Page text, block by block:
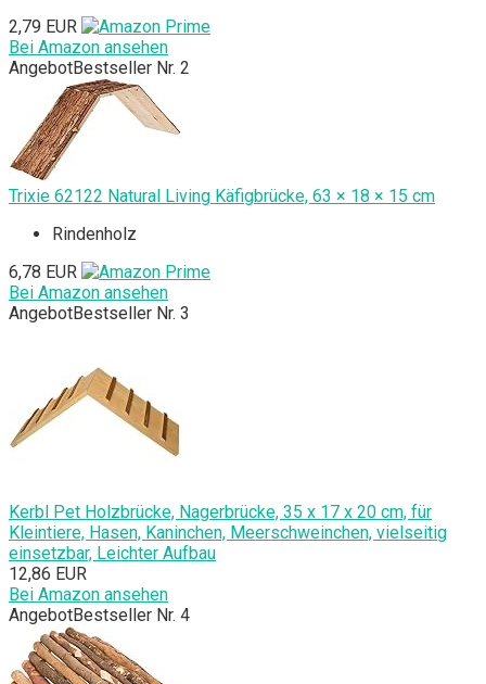
2,79 EUR
Bei Amazon ansehen
AngebotBestseller Nr. 2
Trixie 62122 Natural Living Käfigbrücke, 63 × 18 × 15 cm
Rindenholz
6,78 EUR
Bei Amazon ansehen
AngebotBestseller Nr. 3
Kerbl Pet Holzbrücke, Nagerbrücke, 35 x 17 x 20 cm, für
Kleintiere, Hasen, Kaninchen, Meerschweinchen, vielseitig
einsetzbar, Leichter Aufbau
12,86 EUR
Bei Amazon ansehen
AngebotBestseller Nr. 4